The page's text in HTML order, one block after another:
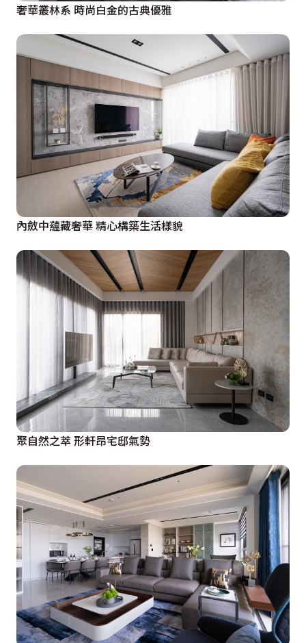
奢華叢林系 時尚白金的古典優雅
內斂中蘊藏奢華 精心構築生活樣貌
聚自然之萃 形軒昂宅邸氣勢